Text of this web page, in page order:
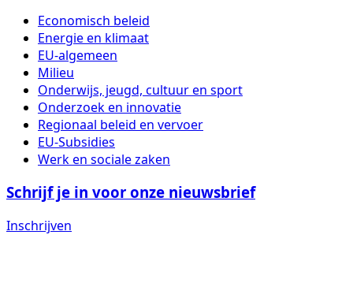
Economisch beleid
Energie en klimaat
EU-algemeen
Milieu
Onderwijs, jeugd, cultuur en sport
Onderzoek en innovatie
Regionaal beleid en vervoer
EU-Subsidies
Werk en sociale zaken
Schrijf je in voor onze nieuwsbrief
Inschrijven